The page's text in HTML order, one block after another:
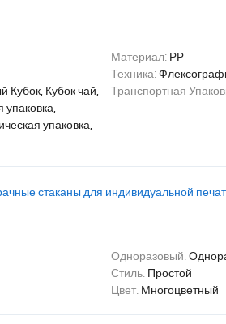
Материал: PP
Техника:
Кубок, Кубок чай,
упаковка,
Транспортная
стаканы для индивидуальной
Одноразовый:
Стиль: Простой
Цвет: Многоцветный